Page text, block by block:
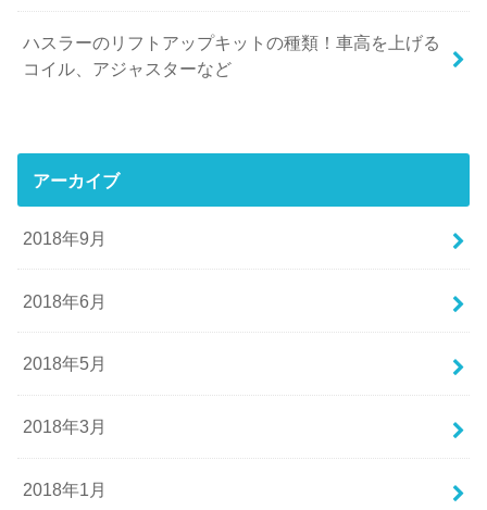
ハスラーのリフトアップキットの種類！車高を上げる
コイル、アジャスターなど
アーカイブ
2018年9月
2018年6月
2018年5月
2018年3月
2018年1月